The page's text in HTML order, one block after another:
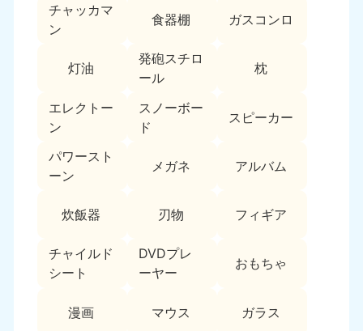
チャッカマ
ン
食器棚 ガスコンロ
灯油
発砲スチロ
ール
枕
エレクトー
ン
スノーボー
ド
スピーカー
パワースト
ーン
メガネ アルバム
炊飯器 刃物 フィギア
チャイルド
シート
DVDプレ
ーヤー
おもちゃ
漫画 マウス ガラス
大阪府
050-1881-5250
9:00〜19:00 年中無休
兵庫県
050-1881-5249
9:00〜19:00 年中無休
050-1881-5254
9:00〜19:00 年中無休
滋賀県
050-1881-5253
京都府
050-1881-5252
050-1881-5248
9:00〜19:00 年中無休